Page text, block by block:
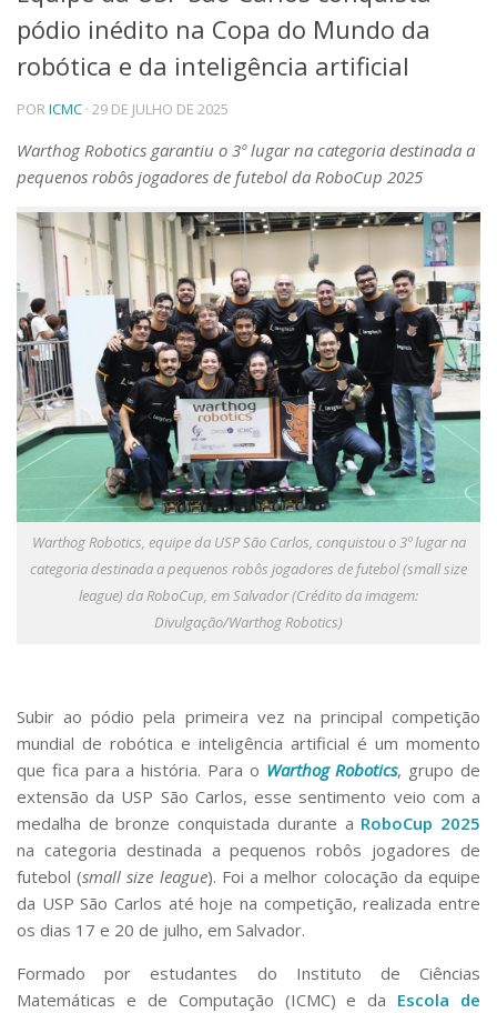
Telefones e Mapas
Pessoas
Ensino
Graduação
Educação a distância
Cursos de Extensão
Pesquisa e Inovação
Linhas de Pesquisa
Centros, Núcleos e Projetos em Rede
Pós-doutorado
Iniciação Científica
Transferência de Tecnologia
Empresas Juniores
Extensão à Comunidade
Projetos, Programas e Cursos
Artes, Cultura e Esportes
Museus e Espaços Interativos
Serviços
Bibliotecas
Apoio ao Estudante
Segurança, Trânsito e Prevenção
RH, Administrativo e Financeiro
Outros serviços
Aplicativos e Sites
Jornal da USP
Agenda de Eventos
Defesa de Teses
pódio inédito na Copa do Mundo da
robótica e da inteligência artificial
PORICMC · 29 DE JULHO DE 2025
Warthog Robotics garantiu o 3º lugar na categoria destinada a
pequenos robôs jogadores de futebol da RoboCup 2025
Warthog Robotics, equipe da USP São Carlos, conquistou o 3º lugar na
categoria destinada a pequenos robôs jogadores de futebol (small size
league) da RoboCup, em Salvador (Crédito da imagem:
Divulgação/Warthog Robotics)
Subir ao pódio pela primeira vez na principal competição
mundial de robótica e inteligência artificial é um momento
que fica para a história. Para o Warthog Robotics, grupo de
extensão da USP São Carlos, esse sentimento veio com a
medalha de bronze conquistada durante a RoboCup 2025
na categoria destinada a pequenos robôs jogadores de
futebol (small size league). Foi a melhor colocação da equipe
da USP São Carlos até hoje na competição, realizada entre
os dias 17 e 20 de julho, em Salvador.
Formado por estudantes do Instituto de Ciências
Matemáticas e de Computação (ICMC) e da Escola de